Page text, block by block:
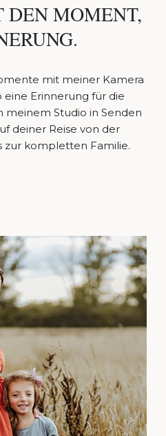
DEN MOMENT,
mit meiner Kamera
Erinnerung für die
meinem Studio in Senden
deiner Reise von der
zur kompletten Familie.